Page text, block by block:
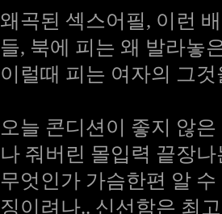
왜곡된 섹스어필, 이런
들, 북에 피는 왜 발라놓
이럴때 피는 여자의 그
오늘 콘디션이 좋지 않
나 줘버린 몰입력 끝장
무엇인가 가슴한편 알
징이려나.. 신선함은 최